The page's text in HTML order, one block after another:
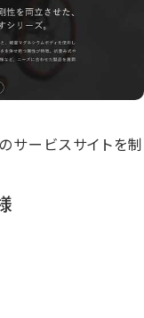
サービスサイトを制